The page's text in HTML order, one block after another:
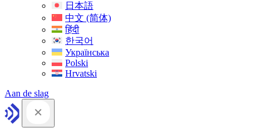
日本語
中文 (简体)
हिंदी
한국어
Українська
Polski
Hrvatski
Aan de slag